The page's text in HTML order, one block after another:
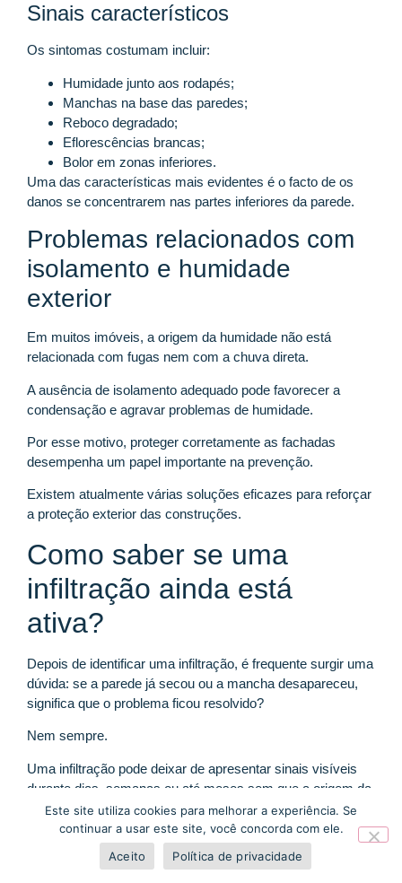
Sinais característicos
Os sintomas costumam incluir:
Humidade junto aos rodapés;
Manchas na base das paredes;
Reboco degradado;
Eflorescências brancas;
Bolor em zonas inferiores.
Uma das características mais evidentes é o facto de os
danos se concentrarem nas partes inferiores da parede.
Problemas relacionados com
isolamento e humidade
exterior
Em muitos imóveis, a origem da humidade não está
relacionada com fugas nem com a chuva direta.
A ausência de isolamento adequado pode favorecer a
condensação e agravar problemas de humidade.
Por esse motivo, proteger corretamente as fachadas
desempenha um papel importante na prevenção.
Existem atualmente várias soluções eficazes para reforçar
a proteção exterior das construções.
Como saber se uma
infiltração ainda está
ativa?
Depois de identificar uma infiltração, é frequente surgir uma
dúvida: se a parede já secou ou a mancha desapareceu,
significa que o problema ficou resolvido?
Nem sempre.
Uma infiltração pode deixar de apresentar sinais visíveis
durante dias, semanas ou até meses sem que a origem da
entrada de água tenha sido eliminada. Em muitos casos, o
que acontece é apenas uma secagem superficial da
parede ou uma interrupção temporária da causa, como
acontece em infiltrações dependentes da chuva.
Este site utiliza cookies para melhorar a experiência. Se
continuar a usar este site, você concorda com ele.
Aceito
Política de privacidade